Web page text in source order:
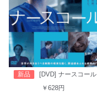
新品
[DVD] ナースコール
￥628円